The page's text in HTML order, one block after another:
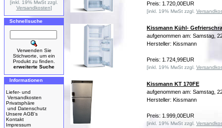
[inkl. 19% MwSt zzgl.
Versandkosten]
Schnellsuche
Verwenden Sie
Stichworte, um ein
Produkt zu finden.
erweiterte Suche
Informationen
Liefer- und
Versandkosten
Privatsphäre
und Datenschutz
Unsere AGB's
Kontakt
Impressum
Preis: 1.720,00EUR
[inkl. 19% MwSt zzgl.
Kissmann Kühl-
aufgenommen am: Samstag,
Hersteller: Kissmann
Preis: 1.724,99EUR
[inkl. 19% MwSt zzgl.
Kissmann KT 170FE
aufgenommen am: Samstag,
Hersteller: Kissmann
Preis: 1.999,00EUR
[inkl. 19% MwSt zzgl.